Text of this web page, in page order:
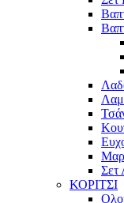
Σετ
ΚΟΡΙΤΣΙ